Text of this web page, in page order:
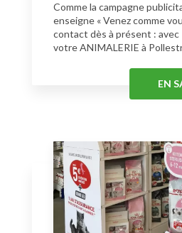
Comme la campagne
enseigne « Venez comme
contact dès à présent : avec
votre ANIMALERIE à
EN